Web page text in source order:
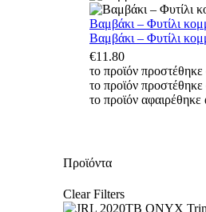
Βαμβάκι – Φυτίλι
Βαμβάκι – Φυτίλι
€11.80
το προϊόν προστέθηκε
το προϊόν
το προϊόν
Προϊόντα
Clear Filters